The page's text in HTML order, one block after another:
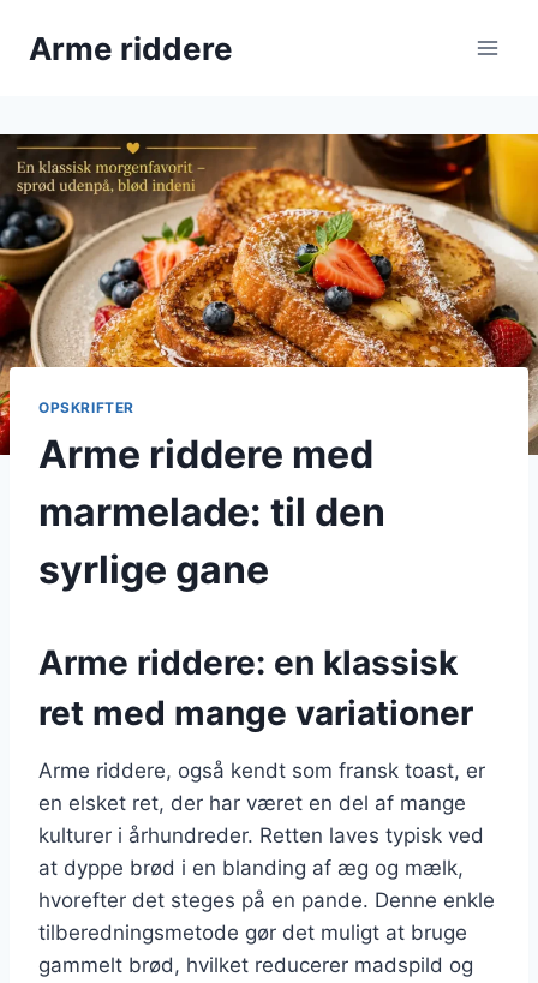
Arme riddere
OPSKRIFTER
Arme riddere med
marmelade: til den
syrlige gane
Arme riddere: en klassisk
ret med mange variationer
Arme riddere, også kendt som fransk toast, er
en elsket ret, der har været en del af mange
kulturer i århundreder. Retten laves typisk ved
at dyppe brød i en blanding af æg og mælk,
hvorefter det steges på en pande. Denne enkle
tilberedningsmetode gør det muligt at bruge
gammelt brød, hvilket reducerer madspild og